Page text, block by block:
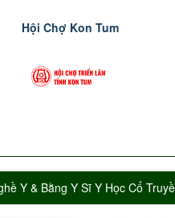
Hội Chợ Kon Tum
Y & Bằng Y Sĩ Y Học Cổ